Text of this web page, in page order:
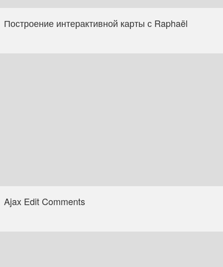
Построение интерактивной карты с Raphaël
Ajax Edit Comments